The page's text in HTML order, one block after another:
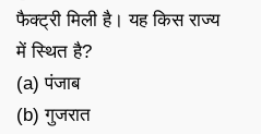
फैक्ट्री मिली है। यह किस राज्य
में स्थित है?
(a) पंजाब
(b) गुजरात